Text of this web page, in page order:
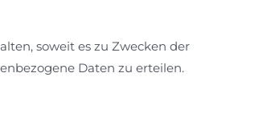
soweit es zu Zwecken der
Daten zu erteilen.